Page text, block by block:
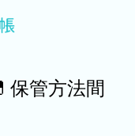
保管方法間